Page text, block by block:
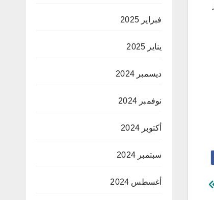
فبراير 2025
يناير 2025
ديسمبر 2024
نوفمبر 2024
أكتوبر 2024
سبتمبر 2024
أغسطس 2024